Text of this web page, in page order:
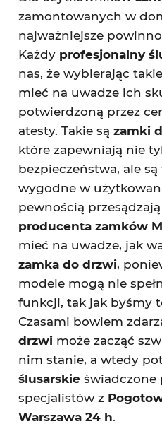
zamontowanych w
najważniejsze
Każdy profesjonalny
nas, że wybierając
mieć na uwadze ich
potwierdzoną przez
atesty. Takie są zamki
które zapewniają nie
bezpieczeństwa, ale
wygodne w
pewnością
producenta zamków
mieć na uwadze, jak
zamka do drzwi,
modele mogą nie
funkcji, tak jak byśmy
Czasami bowiem
drzwimoże zacząć
nim stanie, a wtedy
ślusarskieświadczone
specjalistów z
Warszawa 24 h.